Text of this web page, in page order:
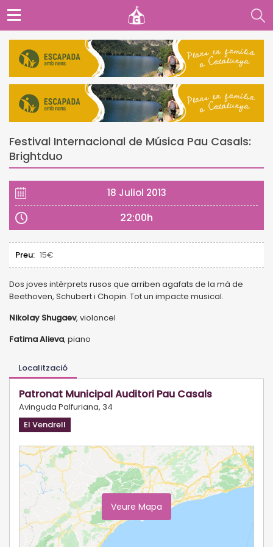
Festival Internacional de Música Pau Casals:
Brightduo
18 Juliol 2013
22:00h
Preu: 15€
Dos joves intèrprets rusos que arriben agafats de la mà de
Beethoven, Schubert i Chopin. Tot un impacte musical.
Nikolay Shugaev, violoncel
Fatima Alieva, piano
Localització
Patronat Municipal Auditori Pau Casals
Avinguda Palfuriana, 34
El Vendrell
Veure Mapa